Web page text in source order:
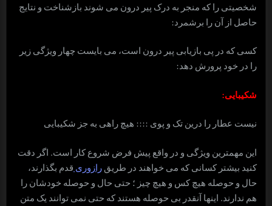
شخصیتی را که منجر به درک پیر درون می شوند بازشناخت و نتایج
حاصل از آن را برشمرد:
کسی که در پی بازیابی پیر درون است، می بایست چهار ویژگی زیر
را در خود پرورش دهد:
شکیبایی:
نیست عطار را درین تک و پوی :::: هیچ راهی به جز شکیبایی
این مهمترین ویژگی و در واقع پیش فرض شروع کار است. اگر دقت
کنید بیشتر کسانی که می خواهند در طریق رازوری قدم بگذارند،
حال و حوصله هیچ کس و هیچ چیز ؛ حتی حال و حوصله خودشان را
هم ندارند. اینها آنقدر بی حوصله هستند که حتی نمی توانند یک متن